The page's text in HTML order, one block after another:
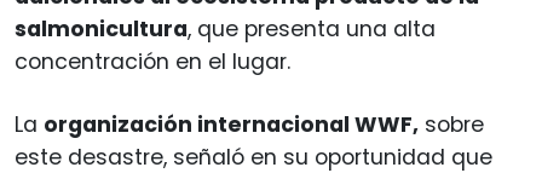
salmonicultura, que presenta una alta
concentración en el lugar.
La organización internacional WWF, sobre
este desastre, señaló en su oportunidad que